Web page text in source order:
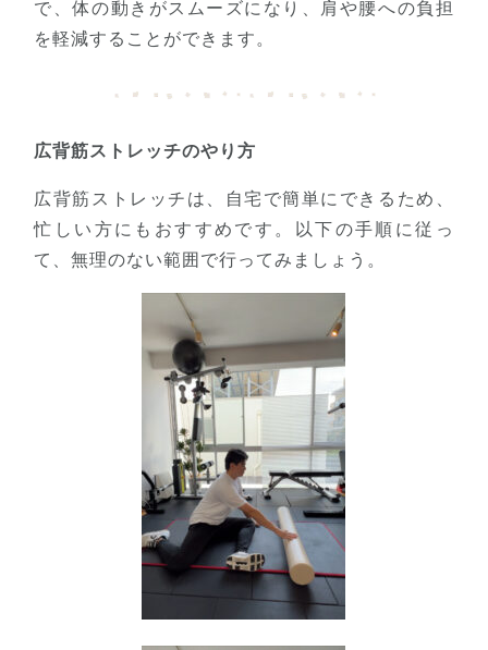
で、体の動きがスムーズになり、肩や腰への負担
を軽減することができます。
広背筋ストレッチのやり方
広背筋ストレッチは、自宅で簡単にできるため、
忙しい方にもおすすめです。以下の手順に従っ
て、無理のない範囲で行ってみましょう。